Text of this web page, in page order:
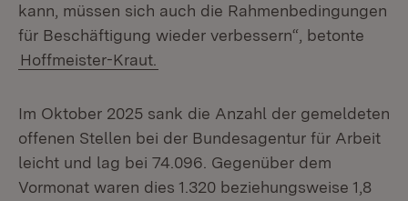
kann, müssen sich auch die Rahmenbedingungen
für Beschäftigung wieder verbessern“, betonte
Hoffmeister-Kraut.
Im Oktober 2025 sank die Anzahl der gemeldeten
offenen Stellen bei der Bundesagentur für Arbeit
leicht und lag bei 74.096. Gegenüber dem
Vormonat waren dies 1.320 beziehungsweise 1,8